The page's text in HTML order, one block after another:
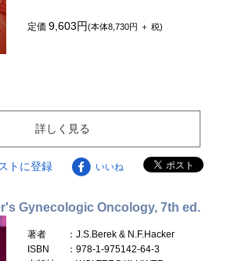
定価9,603円(本体8,730円 ＋ 税)
詳しく見る
トに登録 いいね
Gynecologic Oncology, 7th ed.
著者
：J.S.Berek & N.F.Hacker
ISBN
：978-1-975142-64-3